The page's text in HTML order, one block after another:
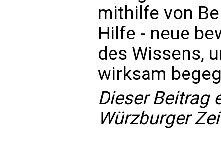
mithilfe von
Hilfe - neue
des Wissens,
wirksam
Dieser Beitrag
Würzburger